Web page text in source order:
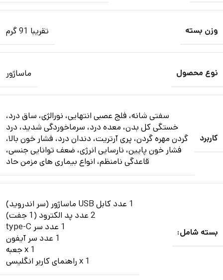
وزن بسته تقریبا 91 گرم
نوع محصول ماساژور
کاربرد
سفتی شانه، فلج عصبی انتهایی، نورالژی، ساق درد،
خستگی کل بدن، معده درد، سرماخوردگی شدید، درد
گردن مهره گردن، پری آرتریت، دندان درد، فشار خون بالا،
فشار خون پایین، نارسایی انرژی، ضعف توانایی جنسی،
قاعدگی نامنظم، انواع بیماری های مزمن حاد
بسته شامل:
1 عدد کابل USB ماساژور (سر اندروید)
2 عدد پد الکترود (1 جفت)
1 عدد سر type-C
1 عدد سر آیفون
1 x جعبه
1 x راهنمای کاربر انگلیسی